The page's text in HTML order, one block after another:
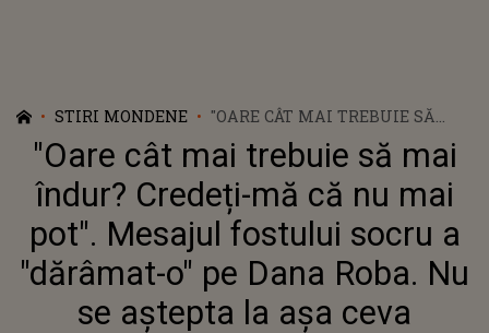
STIRI MONDENE
"OARE CÂT MAI TREBUIE SĂ
MAI ÎNDUR? CREDEȚI-MĂ CĂ
NU MAI POT". MESAJUL
FOSTULUI SOCRU A "DĂRÂMAT-
O" PE DANA ROBA. NU SE
AŞTEPTA LA AŞA CEVA
"Oare cât mai trebuie să mai
îndur? Credeți-mă că nu mai
pot". Mesajul fostului socru a
"dărâmat-o" pe Dana Roba. Nu
se aştepta la aşa ceva